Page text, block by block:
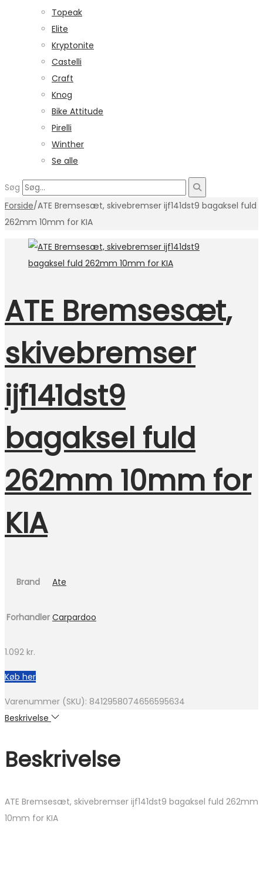
Topeak
Elite
Kryptonite
Castelli
Craft
Knog
Bike Attitude
Pirelli
Winther
Se alle
Søg
Forside/ATE Bremsesæt, skivebremser ijf141dst9 bagaksel fuld
262mm 10mm for KIA
ATE Bremsesæt,
skivebremser
ijf141dst9
bagaksel fuld
262mm 10mm for
KIA
Brand Ate
Forhandler Carpardoo
1.092 kr.
Køb her
Varenummer (SKU): 8412958074656595634
Beskrivelse
Beskrivelse
ATE Bremsesæt, skivebremser ijf141dst9 bagaksel fuld 262mm
10mm for KIA